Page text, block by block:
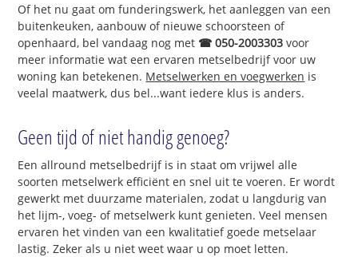
Of het nu gaat om funderingswerk, het aanleggen van een
buitenkeuken, aanbouw of nieuwe schoorsteen of
openhaard, bel vandaag nog met ☎ 050-2003303 voor
meer informatie wat een ervaren metselbedrijf voor uw
woning kan betekenen. Metselwerken en voegwerken is
veelal maatwerk, dus bel...want iedere klus is anders.
Geen tijd of niet handig genoeg?
Een allround metselbedrijf is in staat om vrijwel alle
soorten metselwerk efficiënt en snel uit te voeren. Er wordt
gewerkt met duurzame materialen, zodat u langdurig van
het lijm-, voeg- of metselwerk kunt genieten. Veel mensen
ervaren het vinden van een kwalitatief goede metselaar
lastig. Zeker als u niet weet waar u op moet letten.